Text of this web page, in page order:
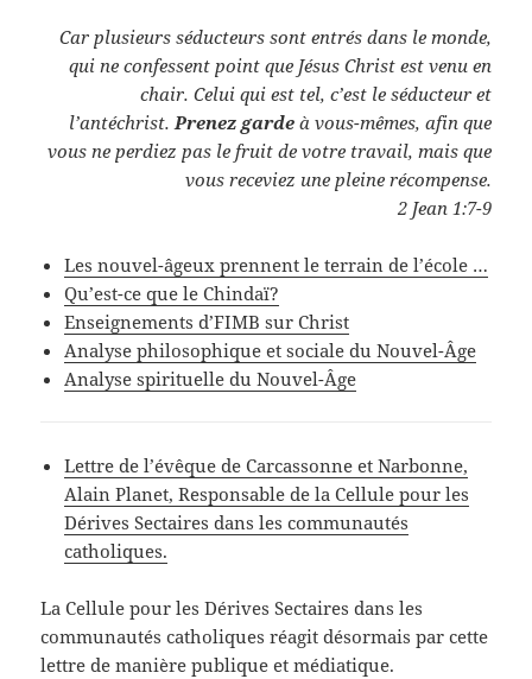
Car plusieurs séducteurs sont entrés dans le monde,
qui ne confessent point que Jésus Christ est venu en
chair. Celui qui est tel, c’est le séducteur et
l’antéchrist.Prenez gardeà vous-mêmes, afin que
vous ne perdiez pas le fruit de votre travail, mais que
vous receviez une pleine récompense.
2 Jean 1:7-9
Les nouvel-âgeux prennent le terrain de l’école …
Qu’est-ce que le Chindaï?
Enseignements d’FIMB sur Christ
Analyse philosophique et sociale du Nouvel-Âge
Analyse spirituelle du Nouvel-Âge
Lettre de l’évêque de Carcassonne et Narbonne,
Alain Planet, Responsable de la Cellule pour les
Dérives Sectaires dans les communautés
catholiques.
La Cellule pour les Dérives Sectaires dans les
communautés catholiques réagit désormais par cette
lettre de manière publique et médiatique.